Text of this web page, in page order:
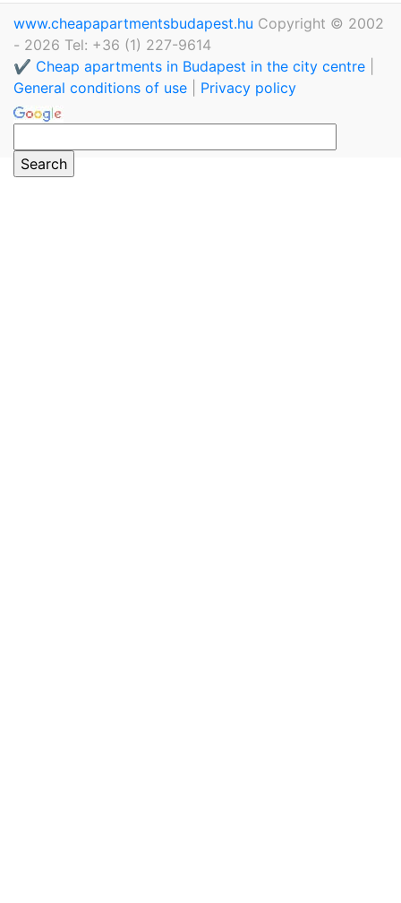
www.cheapapartmentsbudapest.hu Copyright © 2002
- 2026 Tel: +36 (1) 227-9614
✔️ Cheap apartments in Budapest in the city centre
General conditions of use
Privacy policy